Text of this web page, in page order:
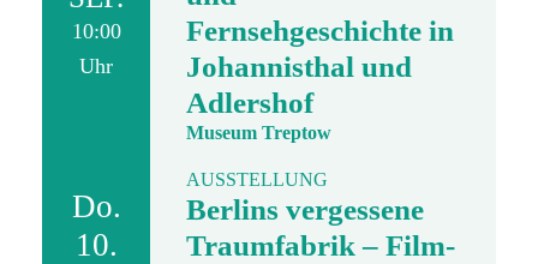
10:00
Uhr
Fernsehgeschichte in
Johannisthal und
Adlershof
Museum Treptow
Do.
10.
AUSSTELLUNG
Berlins vergessene
Traumfabrik – Film-